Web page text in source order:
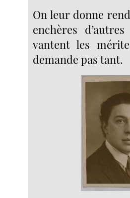
On leur donne
enchères
vantent les
demande pas tant.